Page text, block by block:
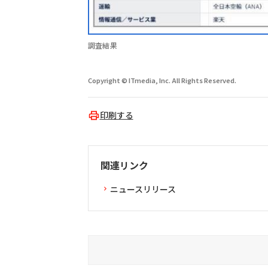
調査結果
Copyright © ITmedia, Inc. All Rights Reserved.
印刷する
関連リンク
ニュースリリース